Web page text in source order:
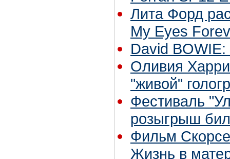
Лита Форд
My Eyes
David
Оливия
"живой"
Фестиваль
розыгрыш
Фильм
Жизнь в